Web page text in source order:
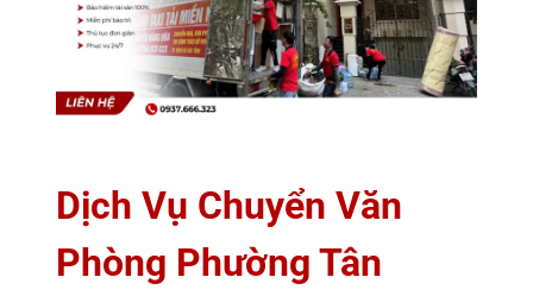
Dịch Vụ Chuyển Văn
Phòng Phường Tân